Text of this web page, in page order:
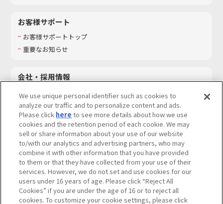
お客様サポート
お客様サポートトップ
重要なお知らせ
会社・採用情報
採用情報
サステナビリティ
お問い合わせ
ウェブサイトご利用条件 ソーシャルメディアポリシー
個人情報及び特定個人情報等の取り扱いに関する保護方針
We use unique personal identifier such as cookies to
analyze our traffic and to personalize content and ads.
Please click here to see more details about how we use
cookies and the retention period of each cookie. We may
sell or share information about your use of our website
to/with our analytics and advertising partners, who may
combine it with other information that you have provided
to them or that they have collected from your use of their
services. However, we do not set and use cookies for our
users under 16 years of age. Please click “Reject All
Cookies” if you are under the age of 16 or to reject all
cookies. To customize your cookie settings, please click